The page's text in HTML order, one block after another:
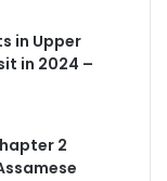
in Upper
in 2024 –
2